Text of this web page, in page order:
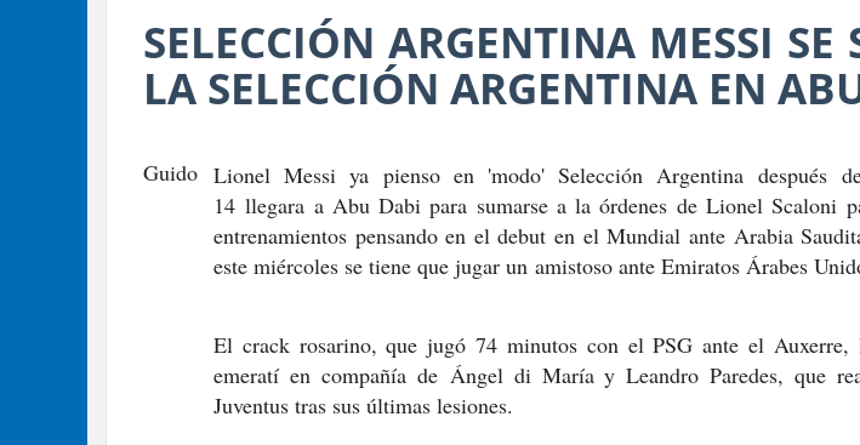
SELECCIÓN ARGENTINA MESSI SE
LA SELECCIÓN ARGENTINA EN
Lionel Messi ya pienso en 'modo' Selección Argentina después
14llegara a Abu Dabi para sumarse a la órdenes de Lionel Scaloni
entrenamientos pensando en el debut en el Mundial ante Arabia
este miércoles se tiene que jugar un amistoso ante Emiratos Árabes
El crack rosarino, que jugó 74 minutos con el PSG ante el Auxerre,
emeratí en compañía de Ángel di María y Leandro Paredes, que
Juventus tras sus últimas lesiones.
Guido